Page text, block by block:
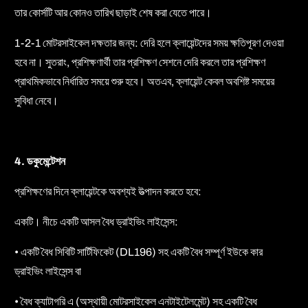
তার কোর্সটি আর কোনও তারিখ ছাড়াই শেষ করা যেতে পারে।
1-2-1 মোটরসাইকেল দক্ষতার জন্য: দেরি হলে ক্লায়েন্টদের সময় ক্ষতিপূরণ দেওয়া
হবে না। সুতরাং, প্রশিক্ষণার্থী তার প্রশিক্ষণ সেশনে দেরি করলে তার প্রশিক্ষণ
প্রাথমিকভাবে নির্ধারিত সময়ে শুরু হবে। অতএব, ক্লায়েন্ট কেবল অবশিষ্ট সময়ের
সুবিধা নেবে।
4. ডকুমেন্টেশন
প্রশিক্ষণের দিনে ক্লায়েন্টকে অবশ্যই উত্পাদন করতে হবে:
একটি। নীচে একটি আসল বৈধ ড্রাইভিং লাইসেন্স:
• একটি বৈধ সিবিটি সার্টিফিকেট (DL196) সহ একটি বৈধ সম্পূর্ণ ইউকে কার
ড্রাইভিং লাইসেন্স বা
• বৈধ ক্যাটাগরি এ (অস্থায়ী মোটরসাইকেল এনটাইটেলমেন্ট) সহ একটি বৈধ